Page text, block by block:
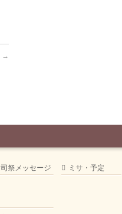
→
司祭メッセージ ミサ・予定